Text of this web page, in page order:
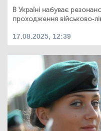
В Україні набуває
проходження військово-
17.08.2025, 12:39